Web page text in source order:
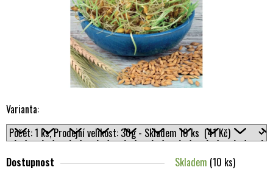
Varianta:
Dostupnost Skladem (10 ks)